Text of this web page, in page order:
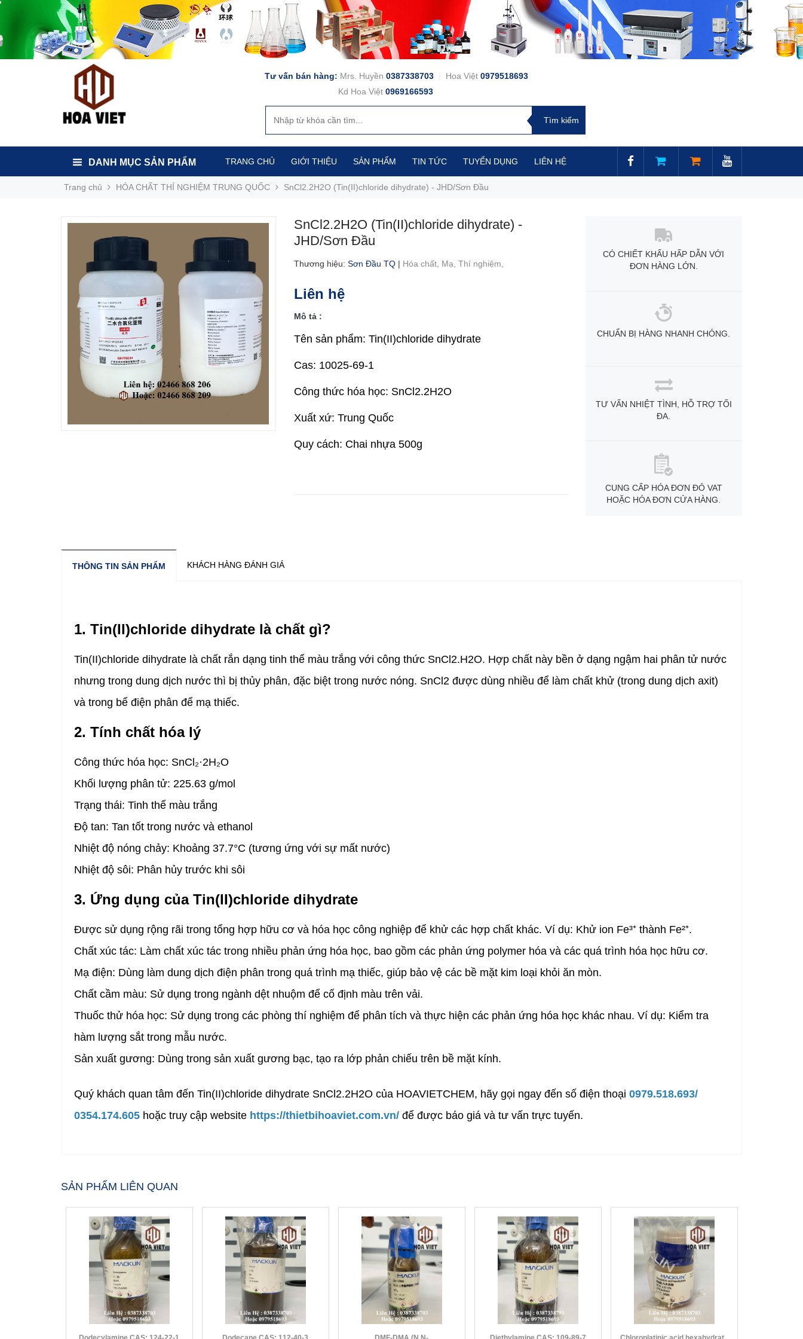
Tư vấn bán hàng: Mrs. Huyền 0387338703 Hoa Việt 0979518693
Kd Hoa Việt 0969166593
DANH MỤC SẢN PHẨM TRANG CHỦ GIỚI THIỆU SẢN PHẨM TIN TỨC TUYỂN DỤNG LIÊN HỆ
Trang chủ HÓA CHẤT THÍ NGHIỆM TRUNG QUỐC SnCl2.2H2O (Tin(II)chloride dihydrate) - JHD/Sơn Đầu
SnCl2.2H2O (Tin(II)chloride dihydrate) -
JHD/Sơn Đầu
Thương hiệu: Sơn Đầu TQ | Hóa chất, Mạ, Thí nghiệm,
Liên hệ
Mô tả :
Tên sản phẩm: Tin(II)chloride dihydrate
Cas: 10025-69-1
Công thức hóa học: SnCl2.2H2O
Xuất xứ: Trung Quốc
Quy cách: Chai nhựa 500g
CÓ CHIẾT KHẤU HẤP DẪN VỚI
ĐƠN HÀNG LỚN.
CHUẨN BỊ HÀNG NHANH CHÓNG.
TƯ VẤN NHIỆT TÌNH, HỖ TRỢ TỐI
ĐA.
CUNG CẤP HÓA ĐƠN ĐỎ VAT
HOẶC HÓA ĐƠN CỬA HÀNG.
THÔNG TIN SẢN PHẨM KHÁCH HÀNG ĐÁNH GIÁ
1. Tin(II)chloride dihydrate là chất gì?
Tin(II)chloride dihydrate là chất rắn dạng tinh thể màu trắng với công thức SnCl2.H2O. Hợp chất này bền ở dạng ngậm hai phân tử nước
nhưng trong dung dịch nước thì bị thủy phân, đặc biệt trong nước nóng. SnCl2 được dùng nhiều để làm chất khử (trong dung dịch axit)
và trong bể điện phân để mạ thiếc.
2. Tính chất hóa lý
Công thức hóa học: SnCl₂·2H₂O
Khối lượng phân tử: 225.63 g/mol
Trạng thái: Tinh thể màu trắng
Độ tan: Tan tốt trong nước và ethanol
Nhiệt độ nóng chảy: Khoảng 37.7°C (tương ứng với sự mất nước)
Nhiệt độ sôi: Phân hủy trước khi sôi
3. Ứng dụng của Tin(II)chloride dihydrate
Được sử dụng rộng rãi trong tổng hợp hữu cơ và hóa học công nghiệp để khử các hợp chất khác. Ví dụ: Khử ion Fe³⁺ thành Fe²⁺.
Chất xúc tác: Làm chất xúc tác trong nhiều phản ứng hóa học, bao gồm các phản ứng polymer hóa và các quá trình hóa học hữu cơ.
Mạ điện: Dùng làm dung dịch điện phân trong quá trình mạ thiếc, giúp bảo vệ các bề mặt kim loại khỏi ăn mòn.
Chất cầm màu: Sử dụng trong ngành dệt nhuộm để cố định màu trên vải.
Thuốc thử hóa học: Sử dụng trong các phòng thí nghiệm để phân tích và thực hiện các phản ứng hóa học khác nhau. Ví dụ: Kiểm tra
hàm lượng sắt trong mẫu nước.
Sản xuất gương: Dùng trong sản xuất gương bạc, tạo ra lớp phản chiếu trên bề mặt kính.
Quý khách quan tâm đến Tin(II)chloride dihydrate SnCl2.2H2O của HOAVIETCHEM, hãy gọi ngay đến số điện thoại 0979.518.693/
0354.174.605 hoặc truy cập website https://thietbihoaviet.com.vn/ để được báo giá và tư vấn trực tuyến.
SẢN PHẨM LIÊN QUAN